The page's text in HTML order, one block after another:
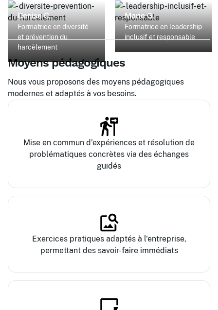
Denise C.
Formatrice en diversité
et prévention du
harcèlement
Marie G.
Formatrice en leadership
inclusif et responsable
Moyens pédagogiques
Nous vous proposons des moyens pédagogiques
modernes et adaptés à vos besoins.
Mise en commun d’expériences et résolution de
problématiques concrètes via des échanges
guidés
Exercices pratiques adaptés à l'entreprise,
permettant des savoir-faire immédiats